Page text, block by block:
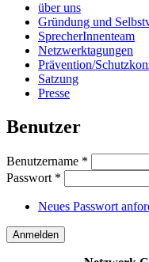
über uns
Gründung und
SprecherInnenteam
Netzwerktagungen
Prävention/
Satzung
Presse
Benutzer
Benutzername *
Passwort *
Neues Passwort